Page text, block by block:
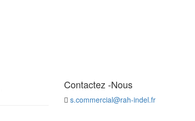
Contactez -Nous
s.commercial@rah-indel.fr